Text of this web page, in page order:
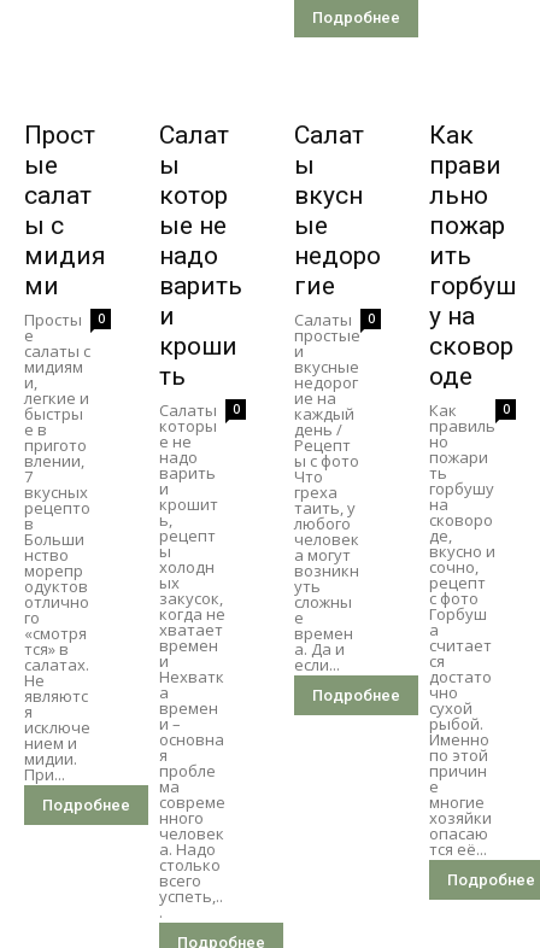
Подробнее
Прост
ые
салат
ы с
мидия
ми
0
Просты
е
салаты с
мидиям
и,
легкие и
быстры
е в
пригото
влении,
7
вкусных
рецепто
в
Больши
нство
морепр
одуктов
отлично
го
«смотря
тся» в
салатах.
Не
являютс
я
исключе
нием и
мидии.
При...
Подробнее
Салат
ы
котор
ые не
надо
варить
и
кроши
ть
0
Салаты
которы
е не
надо
варить
и
крошит
ь,
рецепт
ы
холодн
ых
закусок,
когда не
хватает
времен
и
Нехватк
а
времен
и –
основна
я
пробле
ма
совреме
нного
человек
а. Надо
столько
всего
успеть,..
.
Подробнее
Салат
ы
вкусн
ые
недоро
гие
0
Салаты
простые
и
вкусные
недорог
ие на
каждый
день /
Рецепт
ы с фото
Что
греха
таить, у
любого
человек
а могут
возникн
уть
сложны
е
времен
а. Да и
если...
Подробнее
Как
прави
льно
пожар
ить
горбуш
у на
сковор
оде
0
Как
правиль
но
пожари
ть
горбушу
на
сковоро
де,
вкусно и
сочно,
рецепт
с фото
Горбуш
а
считает
ся
достато
чно
сухой
рыбой.
Именно
по этой
причин
е
многие
хозяйки
опасаю
тся её...
Подробнее